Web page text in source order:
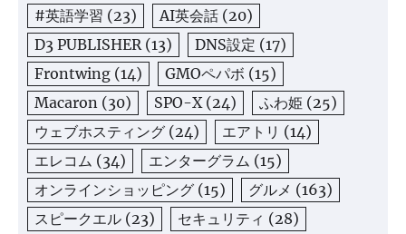
#英語学習 (23) AI英会話 (20)
D3 PUBLISHER(13) DNS設定 (17)
Frontwing (14) GMOペパボ (15)
Macaron (30) SPO-X(24) ふわ姫 (25)
ウェブホスティング (24) エアトリ (14)
エレコム (34) エンターグラム (15)
オンラインショッピング (15) グルメ (163)
スピークエル (23) セキュリティ (28)